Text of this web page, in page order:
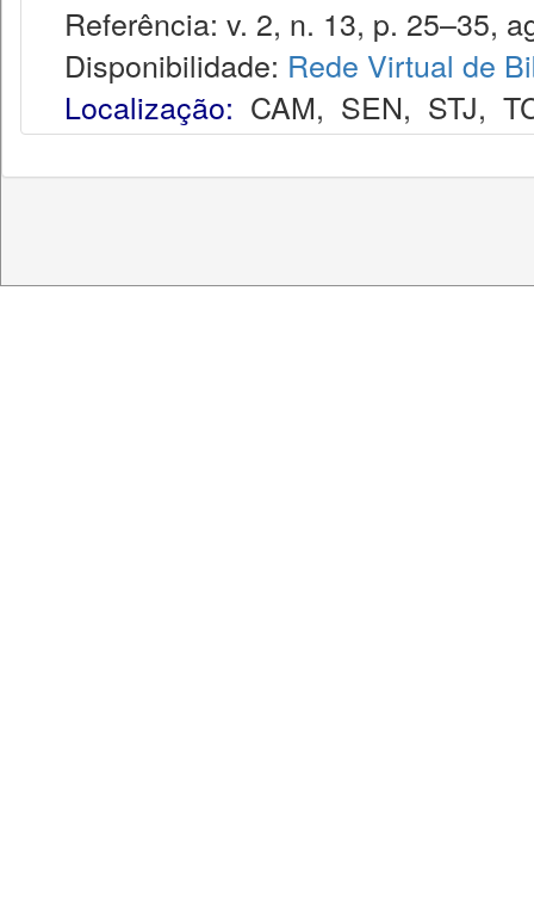
Referência: v. 2, n. 13, p. 25–35,
Disponibilidade: Rede Virtual de
Localização: CAM, SEN, STJ,